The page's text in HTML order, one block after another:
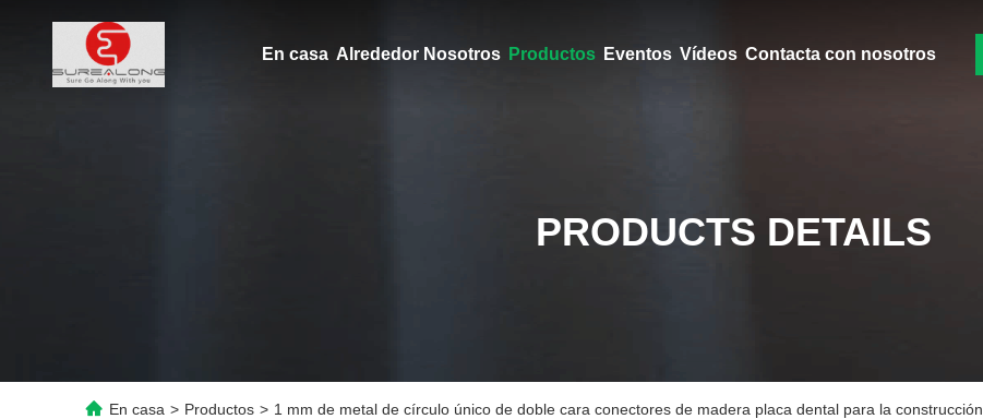
En casa Alrededor Nosotros Productos Eventos Vídeos Contacta con nosotros
PRODUCTS DETAILS
En casa > Productos > 1 mm de metal de círculo único de doble cara conectores de madera placa dental para la construcción